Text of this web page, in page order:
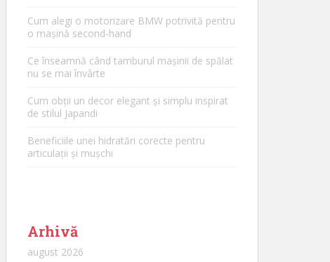
Cum alegi o motorizare BMW potrivită pentru
o mașină second-hand
Ce înseamnă când tamburul mașinii de spălat
nu se mai învârte
Cum obții un decor elegant și simplu inspirat
de stilul Japandi
Beneficiile unei hidratări corecte pentru
articulații și mușchi
Arhivă
august 2026